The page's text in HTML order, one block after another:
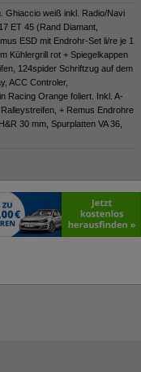
Ghiaccio weiß inkl. Radio/Navi
ET 45 (Rand Diamant,
ESD mit Endrohr-Set li/re je 1
Kühlergrill rot + Spiegelkappen
124spider Schriftzug auf dem
ACC Controler,
Racing Orange foliert. Inkl. A-
+ Remus Endrohre
30 mm, Spurplatten VA 36,